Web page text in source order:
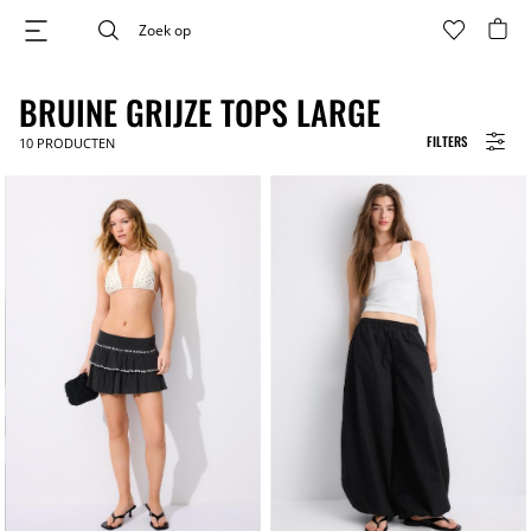
FILTERS
BRUINE GRIJZE TOPS LARGE
10 PRODUCTEN